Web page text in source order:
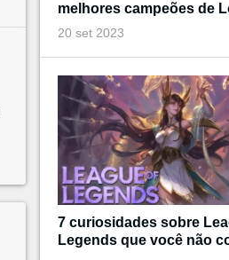
melhores campeões de
20 set 2023
7 curiosidades sobre
Legends que você não